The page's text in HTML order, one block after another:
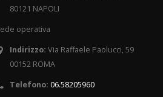
80121 NAPOLI
operativa
Indirizzo: Via Raffaele Paolucci, 59
00152 ROMA
Telefono: 06.58205960